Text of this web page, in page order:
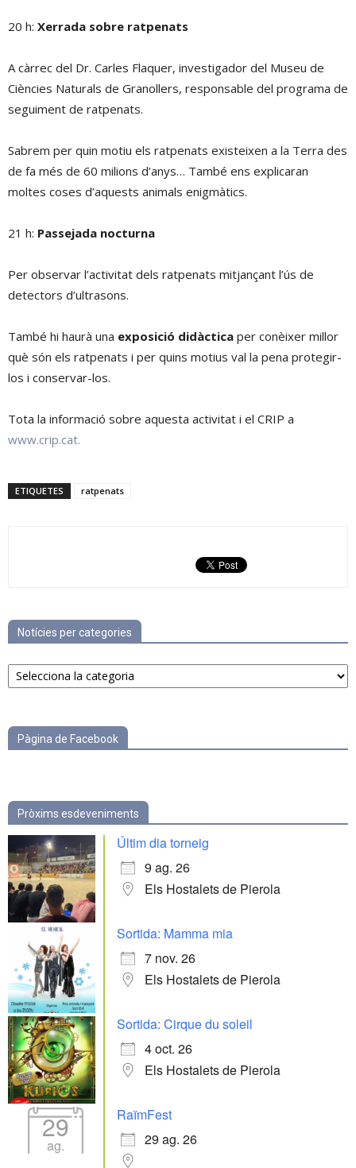
20 h: Xerrada sobre ratpenats
A càrrec del Dr. Carles Flaquer, investigador del Museu de
Ciències Naturals de Granollers, responsable del programa de
seguiment de ratpenats.
Sabrem per quin motiu els ratpenats existeixen a la Terra des
de fa més de 60 milions d’anys… També ens explicaran
moltes coses d’aquests animals enigmàtics.
21 h: Passejada nocturna
Per observar l’activitat dels ratpenats mitjançant l’ús de
detectors d’ultrasons.
També hi haurà una exposició didàctica per conèixer millor
què són els ratpenats i per quins motius val la pena protegir-
los i conservar-los.
Tota la informació sobre aquesta activitat i el CRIP a
www.crip.cat.
ETIQUETES ratpenats
Notícies per categories
Notícies
per
Pàgina de Facebook
Pròxims esdeveniments
Últim dia torneig
9 ag. 26
Els Hostalets de Pierola
Sortida: Mamma mia
7 nov. 26
Els Hostalets de Pierola
Sortida: Cirque du soleil
4 oct. 26
Els Hostalets de Pierola
29
ag.
RaïmFest
29 ag. 26